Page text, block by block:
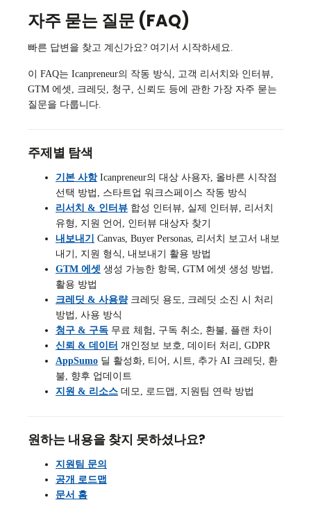
자주 묻는 질문 (FAQ)
빠른 답변을 찾고 계신가요? 여기서 시작하세요.
이 FAQ는 Icanpreneur의 작동 방식, 고객 리서치와 인터뷰,
GTM 에셋, 크레딧, 청구, 신뢰도 등에 관한 가장 자주 묻는
질문을 다룹니다.
주제별 탐색
기본 사항Icanpreneur의 대상 사용자, 올바른 시작점
선택 방법, 스타트업 워크스페이스 작동 방식
리서치 & 인터뷰 합성 인터뷰, 실제 인터뷰, 리서치
유형, 지원 언어, 인터뷰 대상자 찾기
내보내기
Canvas, Buyer Personas, 리서치 보고서 내보
내기, 지원 형식, 내보내기 활용 방법
GTM 에셋 생성 가능한 항목, GTM 에셋 생성 방법,
활용 방법
크레딧 & 사용량크레딧 용도, 크레딧 소진 시 처리
방법, 사용 방식
청구 & 구독 무료 체험, 구독 취소, 환불, 플랜 차이
신뢰 & 데이터 개인정보 보호, 데이터 처리, GDPR
AppSumo 딜 활성화, 티어, 시트, 추가 AI 크레딧, 환
불, 향후 업데이트
지원 & 리소스 데모, 로드맵, 지원팀 연락 방법
원하는 내용을 찾지 못하셨나요?
지원팀 문의
공개 로드맵
문서 홈